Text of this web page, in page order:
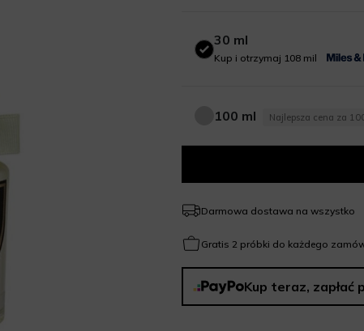
30 ml
30 ml
Kup i otrzymaj 108 mil
100 ml
100 ml Najlepsza cena za
Darmowa dostawa na wszystko
Gratis 2 próbki do każdego
Kup teraz, zapłać